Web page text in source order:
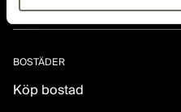
BOSTÄDER
Köp bostad